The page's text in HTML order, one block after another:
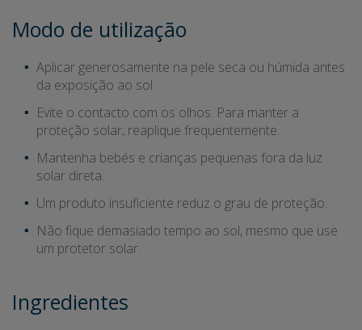
Modo de utilização
Aplicar generosamente na pele seca ou húmida antes
da exposição ao sol
Evite o contacto com os olhos. Para manter a
proteção solar, reaplique frequentemente.
Mantenha bebés e crianças pequenas fora da luz
solar direta.
Um produto insuficiente reduz o grau de proteção.
Não fique demasiado tempo ao sol, mesmo que use
um protetor solar.
Ingredientes